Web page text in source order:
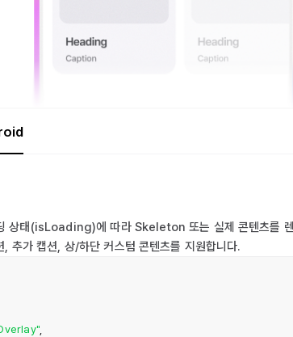
상태(isLoading)에 따라 Skeleton 또는 실제 콘텐츠를 렌
추가 캡션, 상/하단 커스텀 콘텐츠를 지원합니다.